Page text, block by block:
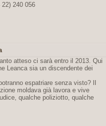
240 056
atteso ci sarà entro il 2013. Qui
Leanca sia un discendente dei
espatriare senza visto? Il
moldava già lavora e vive
qualche poliziotto, qualche